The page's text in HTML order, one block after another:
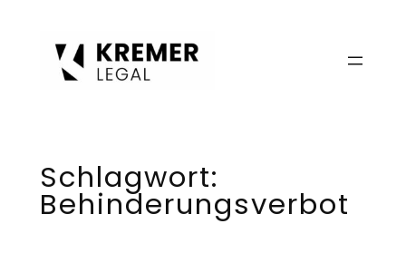
Schlagwort:
Behinderungsverbot